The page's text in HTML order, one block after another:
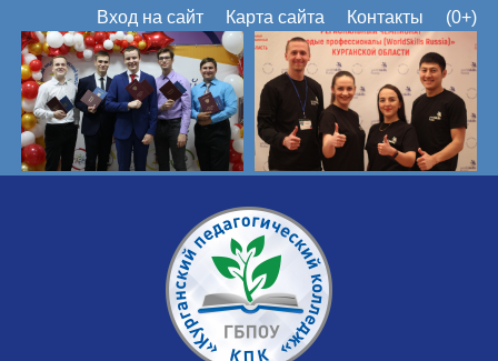
Вход на сайт Карта сайта Контакты (0+)